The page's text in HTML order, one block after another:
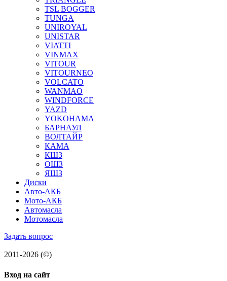
TSL BOGGER
TUNGA
UNIROYAL
UNISTAR
VIATTI
VINMAX
VITOUR
VITOURNEO
VOLCATO
WANMAO
WINDFORCE
YAZD
YOKOHAMA
БАРНАУЛ
ВОЛТАЙР
КАМА
КШЗ
ОШЗ
ЯШЗ
Диски
Авто-АКБ
Мото-АКБ
Автомасла
Мотомасла
Задать вопрос
2011-2026 (©)
Вход на сайт